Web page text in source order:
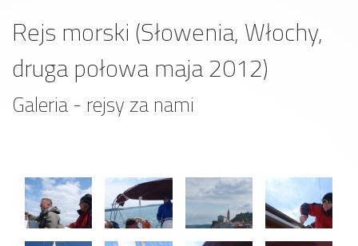
Rejs morski (Słowenia, Włochy,
druga połowa maja 2012)
Galeria - rejsy za nami